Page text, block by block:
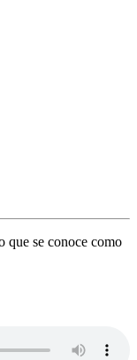
que se conoce como